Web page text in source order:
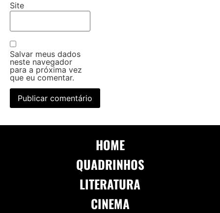
Site
Salvar meus dados
neste navegador
para a próxima vez
que eu comentar.
HOME
QUADRINHOS
LITERATURA
CINEMA